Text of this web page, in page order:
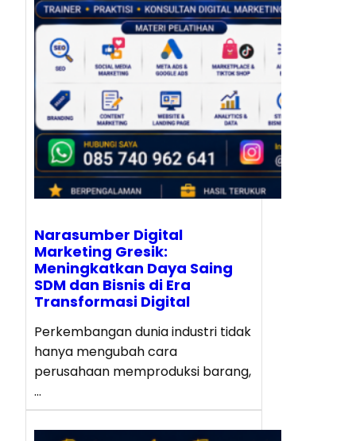
Narasumber Digital
Marketing Gresik:
Meningkatkan Daya Saing
SDM dan Bisnis di Era
Transformasi Digital
Perkembangan dunia industri tidak
hanya mengubah cara
perusahaan memproduksi barang,
…